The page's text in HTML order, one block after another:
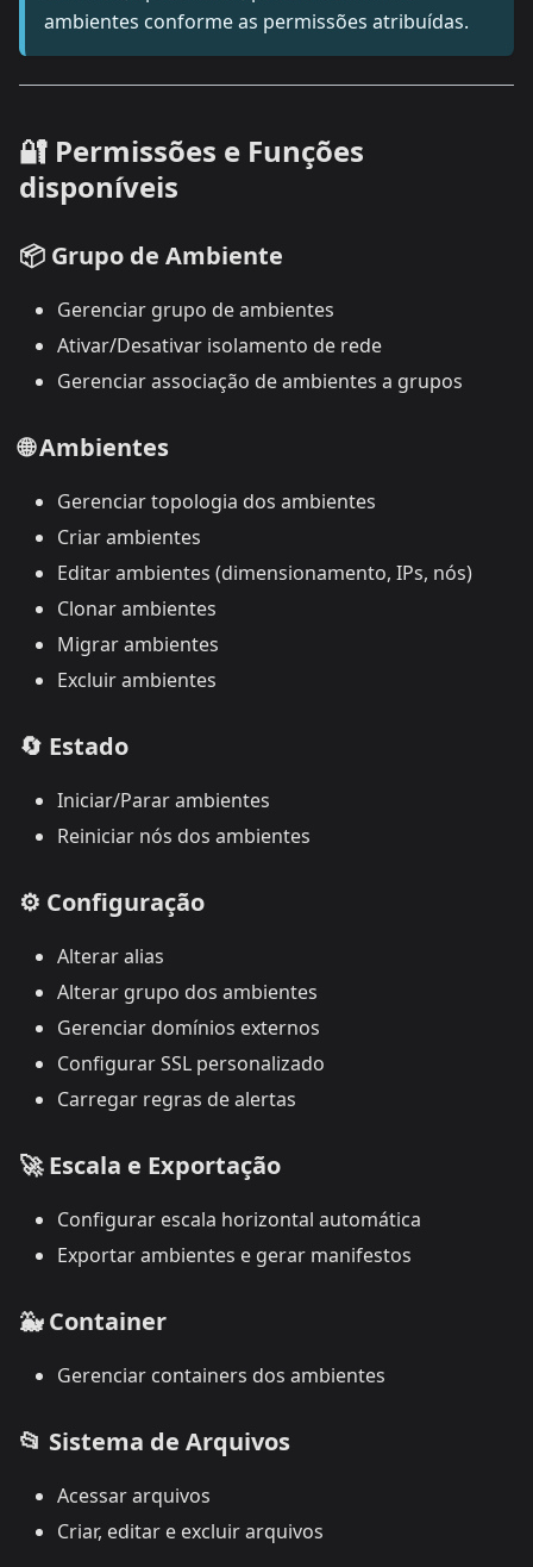
ambientes conforme as permissões atribuídas.
🔐 Permissões e Funções
disponíveis
📦 Grupo de Ambiente
Gerenciar grupo de ambientes
Ativar/Desativar isolamento de rede
Gerenciar associação de ambientes a grupos
🌐Ambientes
Gerenciar topologia dos ambientes
Criar ambientes
Editar ambientes (dimensionamento, IPs, nós)
Clonar ambientes
Migrar ambientes
Excluir ambientes
🔄 Estado
Iniciar/Parar ambientes
Reiniciar nós dos ambientes
⚙️ Configuração
Alterar alias
Alterar grupo dos ambientes
Gerenciar domínios externos
Configurar SSL personalizado
Carregar regras de alertas
🚀Escala e Exportação
Configurar escala horizontal automática
Exportar ambientes e gerar manifestos
🐳Container
Gerenciar containers dos ambientes
📂 Sistema de Arquivos
Acessar arquivos
Criar, editar e excluir arquivos